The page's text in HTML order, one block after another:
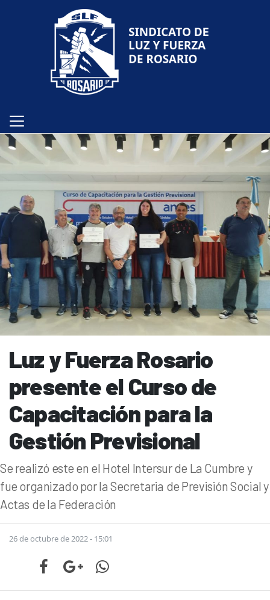
Luz y Fuerza Rosario
presente el Curso de
Capacitación para la
Gestión Previsional
Se realizó este en el Hotel Intersur de La Cumbre y
fue organizado por la Secretaria de Previsión Social y
Actas de la Federación
26 de octubre de 2022 - 15:01